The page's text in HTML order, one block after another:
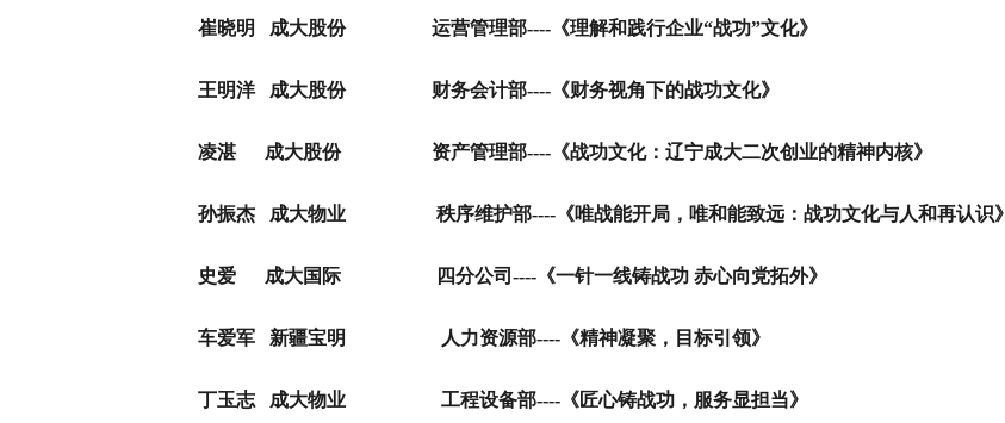
崔晓明 成大股份 运营管理部---- 《理解和践行企业“战功”文化》
王明洋 成大股份 财务会计部---- 《财务视角下的战功文化》
凌湛 成大股份 资产管理部---- 《战功文化：辽宁成大二次创业的精神内核》
孙振杰 成大物业 秩序维护部---- 《唯战能开局，唯和能致远：战功文化与人和再认识》
史爱 成大国际 四分公司---- 《一针一线铸战功 赤心向党拓外》
车爱军 新疆宝明 人力资源部---- 《精神凝聚，目标引领》
丁玉志 成大物业 工程设备部---- 《匠心铸战功，服务显担当》